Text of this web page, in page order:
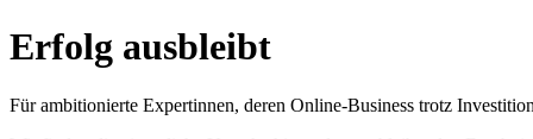
Erfolg ausbleibt
Für ambitionierte Expertinnen, deren Online-Business trotz